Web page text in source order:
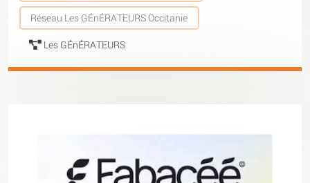
Réseau Les GÉnÉRATEURS Occitanie
Les GÉnÉRATEURS